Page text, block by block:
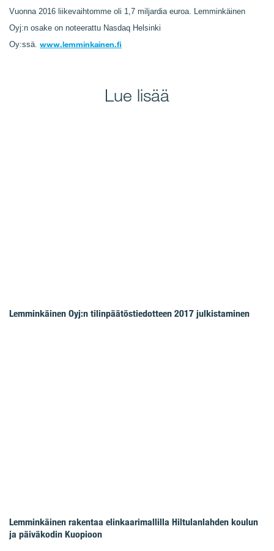
Vuonna 2016 liikevaihtomme oli 1,7 miljardia euroa. Lemminkäinen
Oyj:n osake on noteerattu Nasdaq Helsinki
Oy:ssä. www.lemminkainen.fi
Lue lisää
Lemminkäinen Oyj:n tilinpäätöstiedotteen 2017 julkistaminen
Lemminkäinen rakentaa elinkaarimallilla Hiltulanlahden koulun
ja päiväkodin Kuopioon